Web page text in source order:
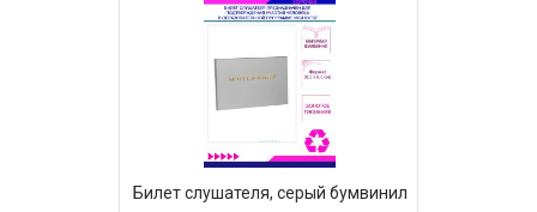
Билет слушателя, серый бумвинил